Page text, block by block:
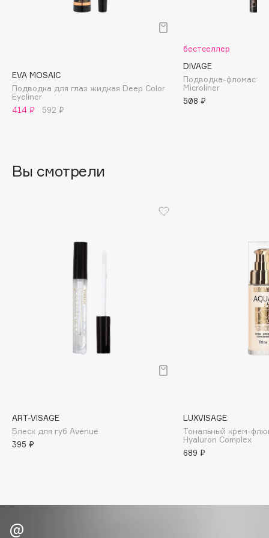
Banderas
Basicare
Beautyblades
НОВИНКА
Boadicea The Victorious
Brunello Cucinelli
Bvlgari
EVA MOSAIC
Подводка для глаз жидкая Deep Color
Eyeliner
414 ₽
592 ₽
бестселлер
DIVAGE
Подводка-
Microliner
508 ₽
Вы смотрели
ART-VISAGE
Блеск для губ Avenue
395 ₽
LUXVISAGE
Тональный крем-
Hyaluron Complex
689 ₽